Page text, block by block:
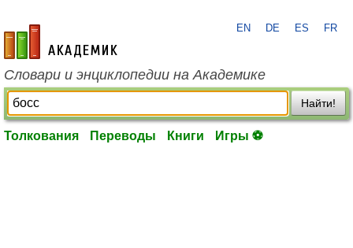
academic.ru
EN DE ES FR
Словари и энциклопедии на Академике
Найти!
Толкования Переводы Книги Игры ⚽